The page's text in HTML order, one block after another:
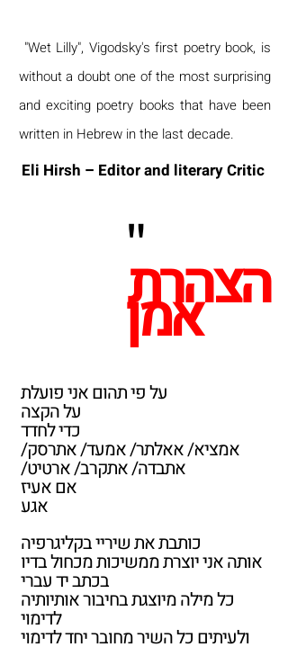
"Wet Lilly", Vigodsky's first poetry book, is
without a doubt one of the most surprising
and exciting poetry books that have been
written in Hebrew in the last decade.
Eli Hirsh – Editor and literary Critic
"
על פי תהום אני פועלת
על הקצה
כדי לחדד
אמציא/ אאלתר/ אמעד/ אתרסק/
אתבדה/ אתקרב/ ארטיט/
אם אעיז
אגע
כותבת את שיריי בקליגרפיה
אותה אני יוצרת ממשיכות מכחול בדיו
בכתב יד עברי
כל מילה מיוצגת בחיבור אותיותיה
לדימוי
ולעיתים כל השיר מחובר יחד לדימוי
אמן
הצהרת